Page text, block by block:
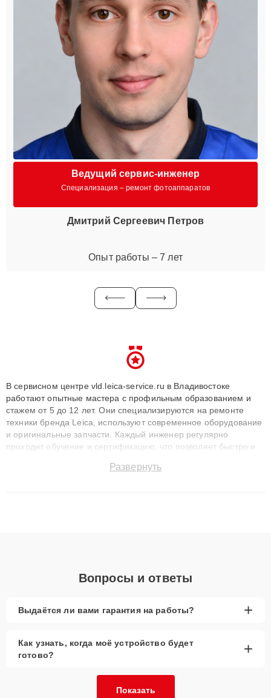
Ведущий сервис-инженер
Специализация – ремонт фотоаппаратов
Дмитрий Сергеевич Петров
Опыт работы – 7 лет
В сервисном центре vld.leica-service.ru в Владивостоке
работают опытные мастера с профильным образованием и
стажем от 5 до 12 лет. Они специализируются на ремонте
техники бренда Leica, используют современное оборудование
и оригинальные запчасти. Каждый инженер регулярно
проходит обучение и сертификацию, что позволяет быстро и
сохранением гарантии до 3 лет. Наши мастера решают
Развернуть
Вопросы и ответы
Выдаётся ли вами гарантия на работы? +
Как узнать, когда моё устройство будет
готово?
+
Показать